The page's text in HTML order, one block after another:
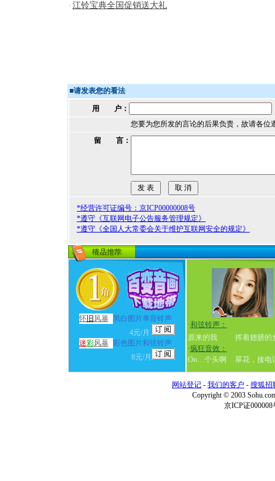
· 江铃宝典全国促销送大礼
■请发表您的看法
用 户：
您要为您所发的言论的后果负责，故请各位
留 言：
*经营许可证编号：京ICP00000008号
*遵守《互联网电子公告服务管理规定》
*遵守《全国人大常委会关于维护互联网安全的规定》
怀旧 风暴
黑白图片单音铃声
4元/月
迷彩风暴 彩色图片和弦铃声
8元/月
·和弦铃声：
原来的我
挥着翅膀的
·疯狂音效：
On…个头啊
翠花，接
网站登记 - 我们的客户 - 搜狐招
Copyright © 2003
京ICP证